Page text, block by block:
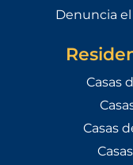
Denuncia
Casas
Casas